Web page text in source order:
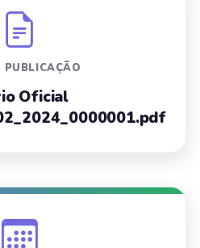
PUBLICAÇÃO
Oficial